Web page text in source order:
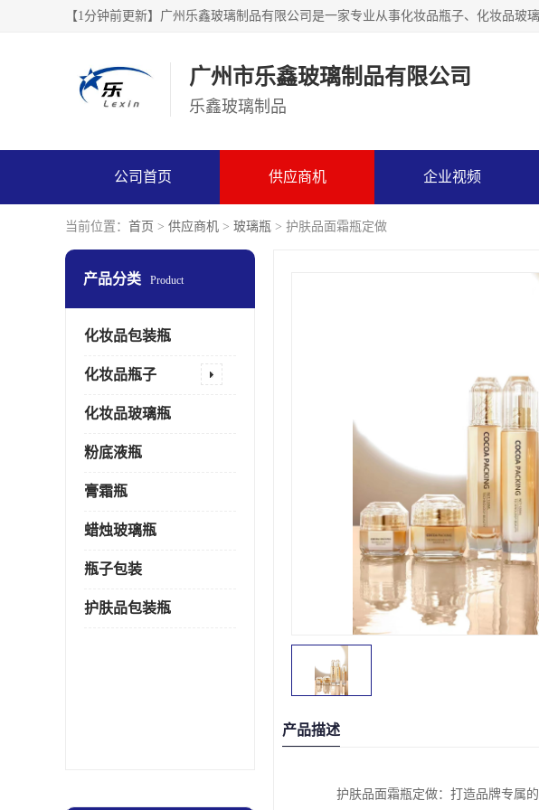
广州市乐鑫玻璃制品有限公司
乐鑫玻璃制品
公司首页 供应商机 企业视频
当前位置： 首页 > 供应商机 > 玻璃瓶 > 护肤品面霜瓶定做
产品分类 Product
化妆品包装瓶
化妆品瓶子
化妆品玻璃瓶
粉底液瓶
膏霜瓶
蜡烛玻璃瓶
瓶子包装
护肤品包装瓶
产品描述
护肤品面霜瓶定做：打造品牌专属